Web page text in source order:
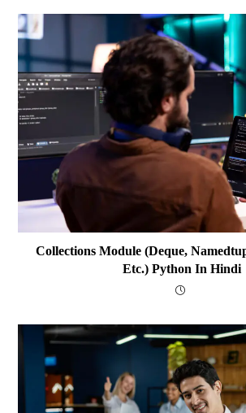
Collections Module (deque,
Etc.) Python In Hindi